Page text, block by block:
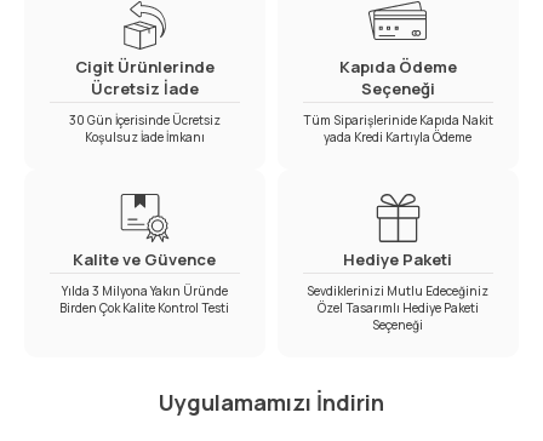
Cigit Ürünlerinde
Ücretsiz İade
30 Gün İçerisinde Ücretsiz
Koşulsuz İade İmkanı
Kapıda Ödeme
Seçeneği
Tüm Siparişlerinide Kapıda Nakit
yada Kredi Kartıyla Ödeme
Kalite ve Güvence
Yılda 3 Milyona Yakın Üründe
Birden Çok Kalite Kontrol Testi
Hediye Paketi
Sevdiklerinizi Mutlu Edeceğiniz
Özel Tasarımlı Hediye Paketi
Seçeneği
Uygulamamızı İndirin